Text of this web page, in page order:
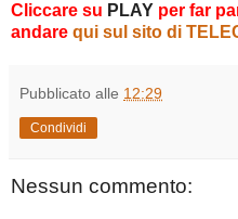
Cliccare su PLAY per far
andare qui sul sito di
Pubblicato alle 12:29
Condividi
Nessun commento: